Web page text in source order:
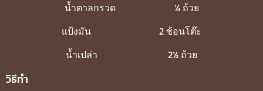
น้ำตาลกรวด ¼ ถ้วย
แป้งมัน 2 ช้อนโต๊ะ
น้ำเปล่า 2½ ถ้วย
วิธีทำ